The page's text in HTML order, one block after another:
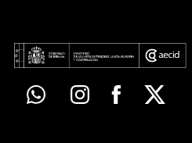
WhatsappInstagramFacebook
X